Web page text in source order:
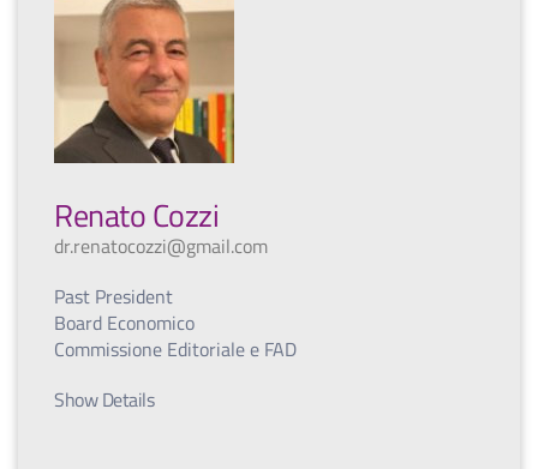
Renato Cozzi
dr.renatocozzi@gmail.com
Past President
Board Economico
Commissione Editoriale e FAD
Show Details